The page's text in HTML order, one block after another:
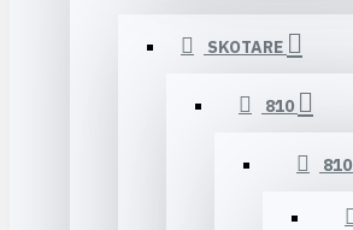
SKOTARE
810
810